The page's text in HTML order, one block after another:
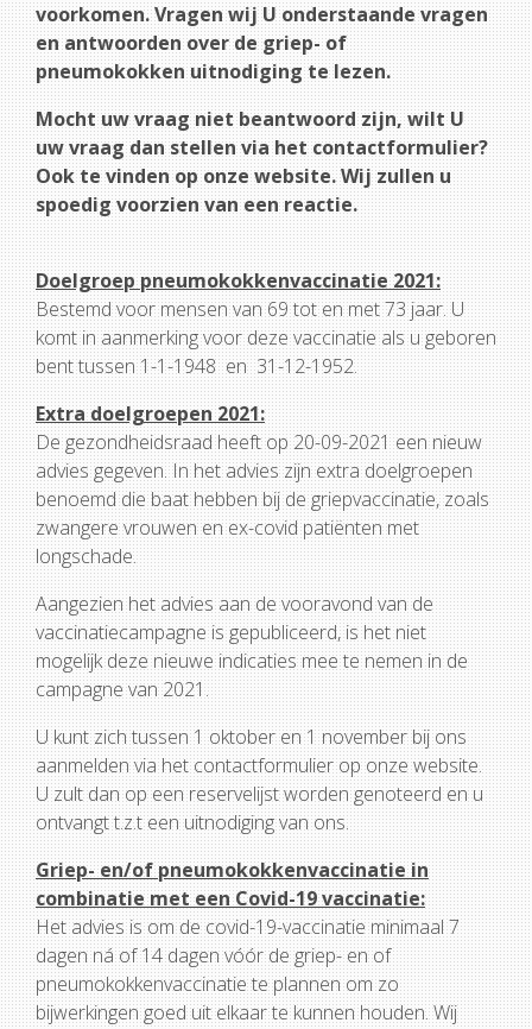
voorkomen. Vragen wij U onderstaande vragen
en antwoorden over de griep- of
pneumokokken uitnodiging te lezen.
Mocht uw vraag niet beantwoord zijn, wilt U
uw vraag dan stellen via het contactformulier?
Ook te vinden op onze website. Wij zullen u
spoedig voorzien van een reactie.
Doelgroep pneumokokkenvaccinatie 2021:
Bestemd voor mensen van 69 tot en met 73 jaar. U
komt in aanmerking voor deze vaccinatie als u geboren
bent tussen 1-1-1948 en 31-12-1952.
Extra doelgroepen 2021:
De gezondheidsraad heeft op 20-09-2021 een nieuw
advies gegeven. In het advies zijn extra doelgroepen
benoemd die baat hebben bij de griepvaccinatie, zoals
zwangere vrouwen en ex-covid patiënten met
longschade.
Aangezien het advies aan de vooravond van de
vaccinatiecampagne is gepubliceerd, is het niet
mogelijk deze nieuwe indicaties mee te nemen in de
campagne van 2021.
U kunt zich tussen 1 oktober en 1 november bij ons
aanmelden via het contactformulier op onze website.
U zult dan op een reservelijst worden genoteerd en u
ontvangt t.z.t een uitnodiging van ons.
Griep- en/of pneumokokkenvaccinatie in
combinatie met een Covid-19 vaccinatie:
Het advies is om de covid-19-vaccinatie minimaal 7
dagen ná of 14 dagen vóór de griep- en of
pneumokokkenvaccinatie te plannen om zo
bijwerkingen goed uit elkaar te kunnen houden. Wij